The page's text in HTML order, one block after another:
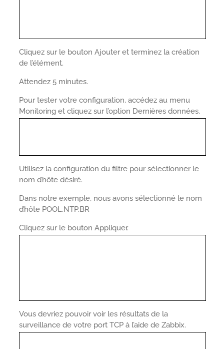
Cliquez sur le bouton Ajouter et terminez la création
de l’élément.
Attendez 5 minutes.
Pour tester votre configuration, accédez au menu
Monitoring et cliquez sur l’option Dernières données.
Utilisez la configuration du filtre pour sélectionner le
nom d’hôte désiré.
Dans notre exemple, nous avons sélectionné le nom
d’hôte POOL.NTP.BR
Cliquez sur le bouton Appliquer.
Vous devriez pouvoir voir les résultats de la
surveillance de votre port TCP à l’aide de Zabbix.